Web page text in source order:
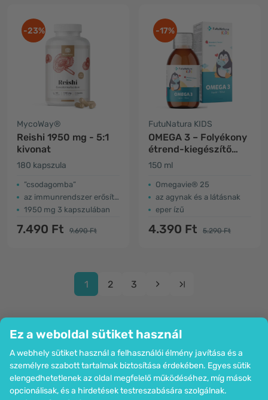
Ez a weboldal sütiket használ
A webhely sütiket használ a felhasználói élmény javítása és a
személyre szabott tartalmak biztosítása érdekében. Egyes sütik
elengedhetetlenek az oldal megfelelő működéséhez, míg mások
opcionálisak, és a hirdetések testreszabására szolgálnak.
-23%
MycoWay®
Reishi 1950 mg - 5:1
kivonat
180 kapszula
”csodagomba”
az immunrendszer erősítése, vérkeringés
1950 mg 3 kapszulában
7.490 Ft 9.690 Ft
-17%
FutuNatura KIDS
OMEGA 3 – Folyékony
étrend-kiegészítő
gyerekeknek
150 ml
Omegavie® 25
az agynak és a látásnak
eper ízű
4.390 Ft 5.290 Ft
1 2 3
Cég
Információk
Csatlakozzon hozzánk